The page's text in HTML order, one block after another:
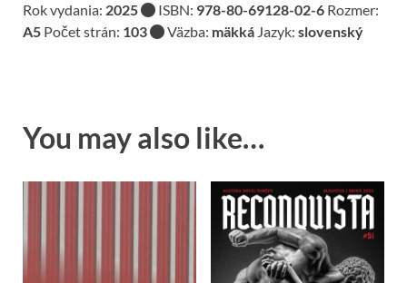
Rok vydania: 2025 ISBN: 978-80-69128-02-6 Rozmer:
A5 Počet strán: 103 Väzba: mäkká Jazyk: slovenský
You may also like…